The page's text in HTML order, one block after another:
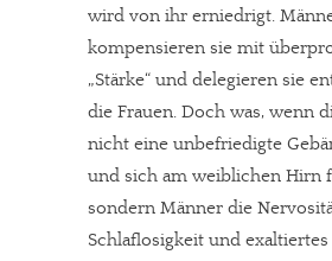
wird von ihr erniedrigt.
kompensieren sie mit
„Stärke“ und delegieren sie
die Frauen. Doch was, wenn
nicht eine unbefriedigte
und sich am weiblichen Hirn
sondern Männer die
Schlaflosigkeit und